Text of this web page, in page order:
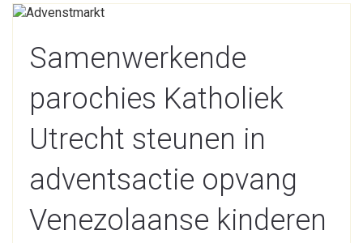
Samenwerkende
parochies Katholiek
Utrecht steunen in
adventsactie opvang
Venezolaanse kinderen